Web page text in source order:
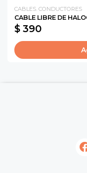
CABLES. CONDUCTORES
CABLE LIBRE DE
$ 390